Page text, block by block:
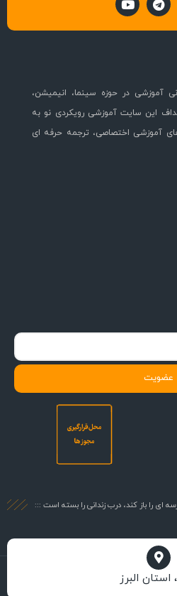
آموزشی در حوزه سینما، انیمیشن،
این سایت آموزشی رویکردی نو به
آموزشی اختصاصی، ترجمه حرفه ای
عضویت
را باز کند، درب زندانی را بسته است :::
استان البرز